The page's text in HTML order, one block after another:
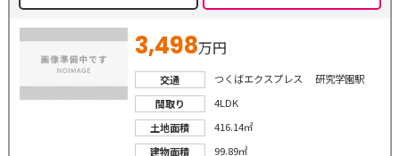
3,498万円
交通
つくばエクスプレス 研究学園駅
間取り
4LDK
土地面積
416.14㎡
建物面積
99.89㎡